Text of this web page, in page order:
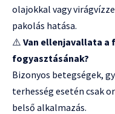
olajokkal vagy
pakolás hatása.
⚠️ Van ellenjavallata a
fogyasztásának?
Bizonyos betegségek,
terhesség esetén csak
belső alkalmazás.